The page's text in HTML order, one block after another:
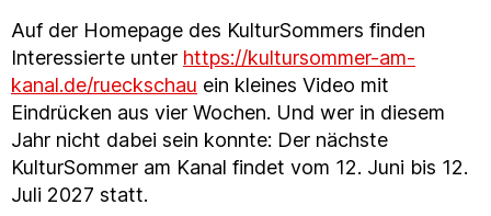
Auf der Homepage des KulturSommers finden
Interessierte unter https://kultursommer-am-
kanal.de/rueckschau ein kleines Video mit
Eindrücken aus vier Wochen. Und wer in diesem
Jahr nicht dabei sein konnte: Der nächste
KulturSommer am Kanal findet vom 12. Juni bis 12.
Juli 2027 statt.